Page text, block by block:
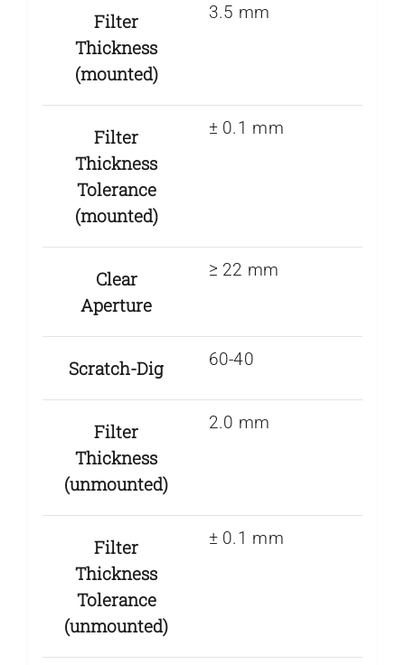
Filter
Thickness
(mounted)
3.5 mm
Filter
Thickness
Tolerance
(mounted)
± 0.1 mm
Clear
Aperture
≥ 22 mm
Scratch-Dig 60-40
Filter
Thickness
(unmounted)
2.0 mm
Filter
Thickness
Tolerance
(unmounted)
± 0.1 mm